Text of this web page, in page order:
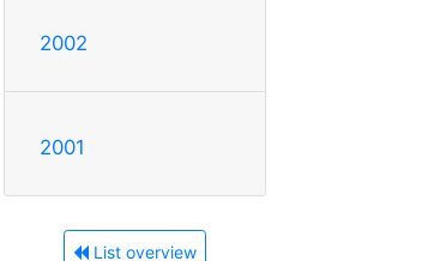
2002
2001
List overview